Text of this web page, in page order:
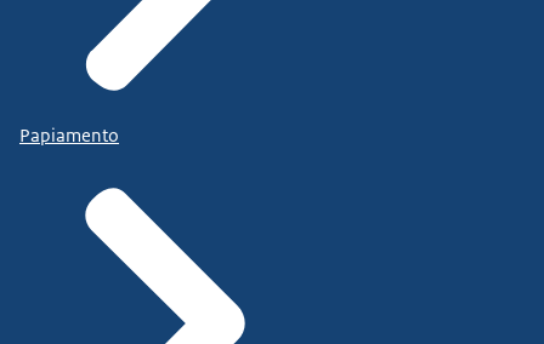
Papiamento